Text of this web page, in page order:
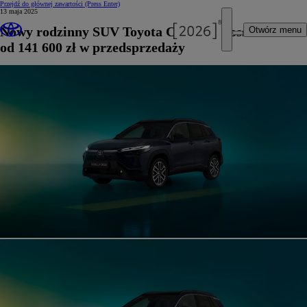
Przejdź do głównej zawartości (Press Enter)
Otwórz menu
13 maja 2025
Nowy rodzinny SUV Toyota Corolla Cross
od 141 600 zł w przedsprzedaży